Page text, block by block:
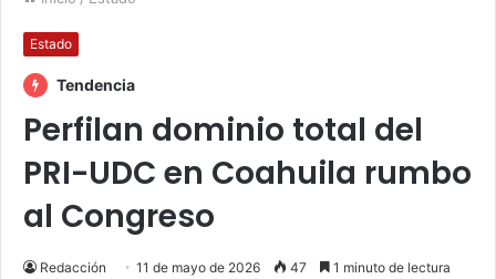
Estado
Tendencia
Perfilan dominio total del
PRI-UDC en Coahuila rumbo
al Congreso
Redacción 11 de mayo de 2026 47 1 minuto de lectura